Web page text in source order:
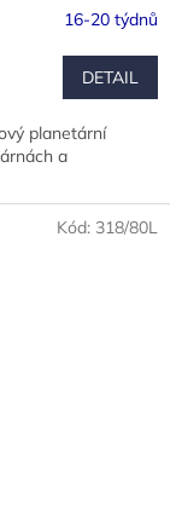
16-20 týdnů
DETAIL
planetární
a
Kód: 318/80L